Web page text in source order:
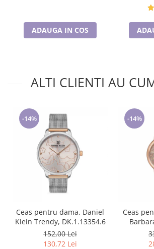
ADAUGA IN COS
ALTI CLIENTI AU
-14%
Ceas pentru dama, Daniel
Klein Trendy, DK.1.13354.6
152,00 Lei
130,72 Lei
-14%
Ceas